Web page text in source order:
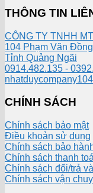
THÔNG TIN
CÔNG TY TNHH
104 Phạm Văn
Tỉnh Quảng Ngãi
0914.482.135 -
CHÍNH SÁCH
Chính sách bảo mật
Điều khoản sử dụng
Chính sách bảo
Chính sách thanh
Chính sách đổi/trả
Chính sách vận